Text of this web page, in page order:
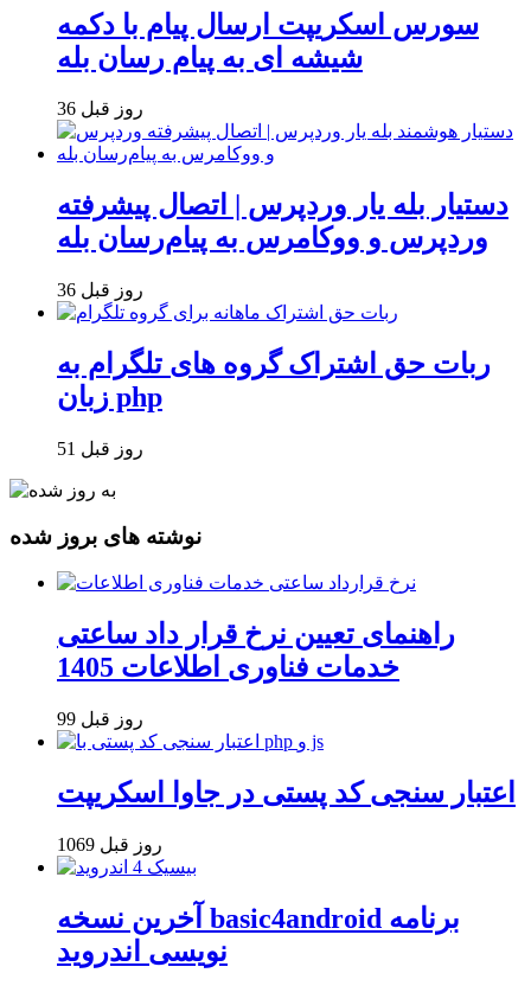
سورس اسکریپت ارسال پیام با دکمه
شیشه ای به پیام رسان بله
36 روز قبل
دستیار بله یار وردپرس | اتصال پیشرفته
وردپرس و ووکامرس به پیام‌رسان بله
36 روز قبل
ربات حق اشتراک گروه های تلگرام به
زبان php
51 روز قبل
نوشته های بروز شده
راهنمای تعیین نرخ قرار داد ساعتی
خدمات فناوری اطلاعات 1405
99 روز قبل
اعتبار سنجی کد پستی در جاوا اسکریپت
1069 روز قبل
آخرین نسخه basic4android برنامه
نویسی اندروید